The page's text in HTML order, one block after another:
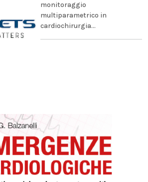
monitoraggio
multiparametrico in
cardiochirurgia...